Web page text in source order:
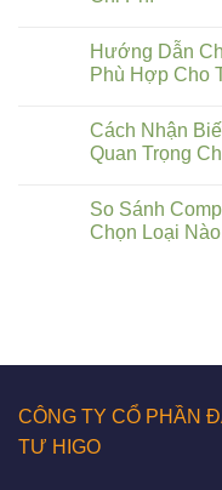
Hướng Dẫn
Phù Hợp Cho
Cách Nhận
Quan Trọng
So Sánh
Chọn Loại
CÔNG TY CỔ PHẦN
TƯ HIGO